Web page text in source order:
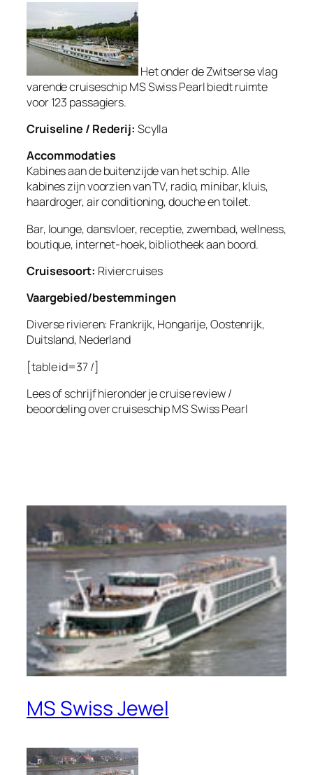
Het onder de Zwitserse vlag
varende cruiseschip MS Swiss Pearl biedt ruimte
voor 123 passagiers.
Cruiseline / Rederij: Scylla
Accommodaties
Kabines aan de buitenzijde van het schip. Alle
kabines zijn voorzien van TV, radio, minibar, kluis,
haardroger, air conditioning, douche en toilet.
Bar, lounge, dansvloer, receptie, zwembad, wellness,
boutique, internet-hoek, bibliotheek aan boord.
Cruisesoort: Riviercruises
Vaargebied/bestemmingen
Diverse rivieren: Frankrijk, Hongarije, Oostenrijk,
Duitsland, Nederland
[table id=37 /]
Lees of schrijf hieronder je cruise review /
beoordeling over cruiseschipMS Swiss Pearl
MS Swiss Jewel